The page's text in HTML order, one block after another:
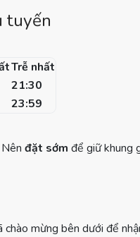
tuyến
Trễ nhất
21:30
23:59
đặt sớm để giữ khung
mừng bên dưới để